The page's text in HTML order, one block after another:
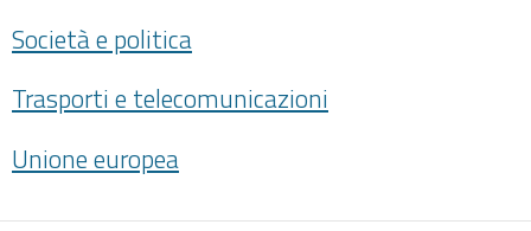
Società e politica
Trasporti e telecomunicazioni
Unione europea